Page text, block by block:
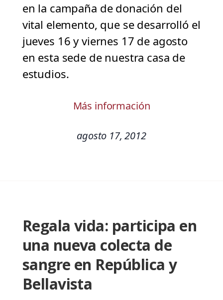
en la campaña de donación del
vital elemento, que se desarrolló el
jueves 16 y viernes 17 de agosto
en esta sede de nuestra casa de
estudios.
Más información
agosto 17, 2012
Regala vida: participa en
una nueva colecta de
sangre en República y
Bellavista